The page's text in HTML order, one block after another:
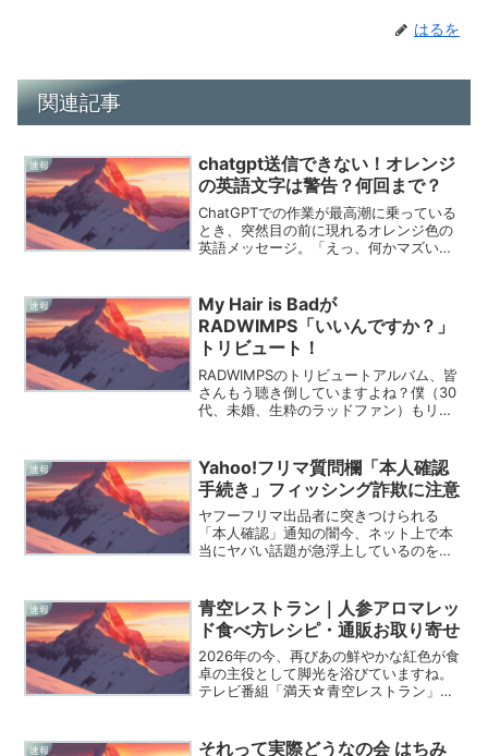
はるを
関連記事
速報
chatgpt送信できない！オレンジ
の英語文字は警告？何回まで？
ChatGPTでの作業が最高潮に乗っている
とき、突然目の前に現れるオレンジ色の
英語メッセージ。「えっ、何かマズいこ
に悪いですよね。特に2026年現在、
ChatGPTは私...
速報
My Hair is Badが
RADWIMPS「いいんですか？」
トリビュート！
RADWIMPSのトリビュートアルバム、皆
さんもう聴き倒していますよね？僕（30
代、未婚、生粋のラッドファン）もリリ
Bad（マイヘア）の「いいんです...
速報
Yahoo!フリマ質問欄「本人確認
手続き」フィッシング詐欺に注意
ヤフーフリマ出品者に突きつけられる
「本人確認」通知の闇今、ネット上で本
当にヤバい話題が急浮上しているのを知
ムの一つ、Yahoo!フリマ（旧PayPayフリ
マ）を舞台にし...
速報
青空レストラン｜人参アロマレッ
ド食べ方レシピ・通販お取り寄せ
2026年の今、再びあの鮮やかな紅色が食
卓の主役として脚光を浴びていますね。
テレビ番組「満天☆青空レストラン」で
のではないでしょうか。スーパーで見か
速報
それって実際どうなの会 はちみ